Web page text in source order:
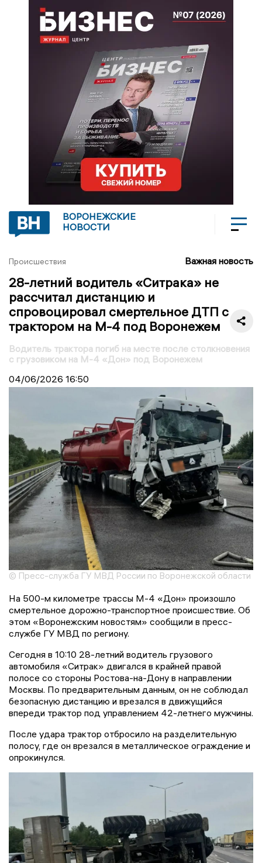
ВОРОНЕЖСКИЕ
НОВОСТИ
Происшествия Важная новость
28-летний водитель «Ситрака» не
рассчитал дистанцию и
спровоцировал смертельное ДТП с
трактором на М-4 под Воронежем
Водитель трактора погиб на месте после столкновения
с грузовиком на М-4 «Дон» под Воронежем
04/06/2026 16:50
© Пресс-служба ГУ МВД России по Воронежской области
На 500-м километре трассы М-4 «Дон» произошло
смертельное дорожно-транспортное происшествие. Об
этом «Воронежским новостям» сообщили в пресс-
службе ГУ МВД по региону.
Сегодня в 10:10 28-летний водитель грузового
автомобиля «Ситрак» двигался в крайней правой
полосе со стороны Ростова-на-Дону в направлении
Москвы. По предварительным данным, он не соблюдал
безопасную дистанцию и врезался в движущийся
впереди трактор под управлением 42-летнего мужчины.
После удара трактор отбросило на разделительную
полосу, где он врезался в металлическое ограждение и
опрокинулся.